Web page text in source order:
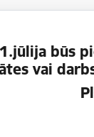
būs
vai